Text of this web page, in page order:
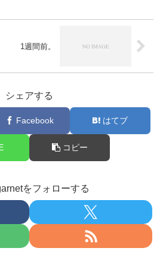
1週間前。
シェアする
Facebook はてブ
コピー
をフォローする